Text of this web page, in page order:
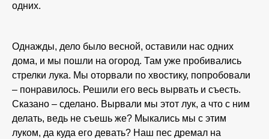
одних.
Однажды, дело было весной, оставили нас одних
дома, и мы пошли на огород. Там уже пробивались
стрелки лука. Мы оторвали по хвостику, попробовали
– понравилось. Решили его весь вырвать и съесть.
Сказано – сделано. Вырвали мы этот лук, а что с ним
делать, ведь не съешь же? Мыкались мы с этим
луком, да куда его девать? Наш пес дремал на